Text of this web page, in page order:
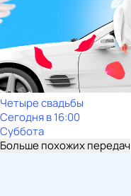
Четыре свадьбы
Сегодня в 16:00
Суббота
Больше похожих передач